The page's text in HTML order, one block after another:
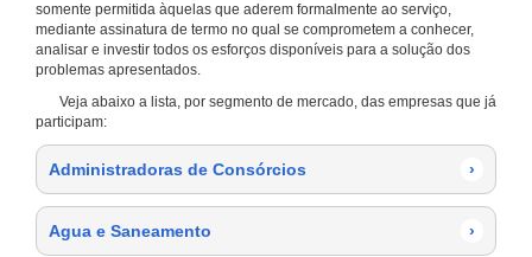
somente permitida àquelas que aderem formalmente ao serviço,
mediante assinatura de termo no qual se comprometem a conhecer,
analisar e investir todos os esforços disponíveis para a solução dos
problemas apresentados.
Veja abaixo a lista, por segmento de mercado, das empresas que já
participam:
Administradoras de Consórcios ›
Agua e Saneamento ›